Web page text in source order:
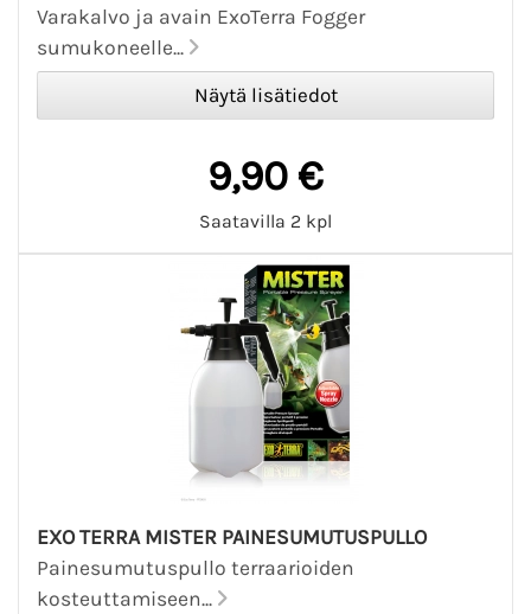
Varakalvo ja avain ExoTerra Fogger
sumukoneelle...
9,90 €
Saatavilla 2 kpl
EXO TERRA MISTER PAINESUMUTUSPULLO
Painesumutuspullo terraarioiden
kosteuttamiseen...